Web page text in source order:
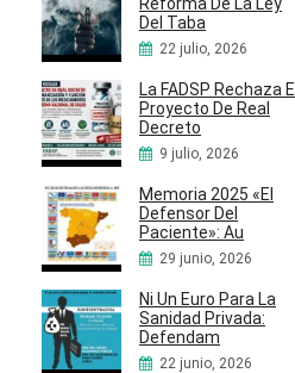
Del Taba
22 julio, 2026
La FADSP Rechaza El
Proyecto De Real
Decreto
9 julio, 2026
Memoria 2025 «El
Defensor Del
Paciente»: Au
29 junio, 2026
Ni Un Euro Para La
Sanidad Privada:
Defendam
22 junio, 2026